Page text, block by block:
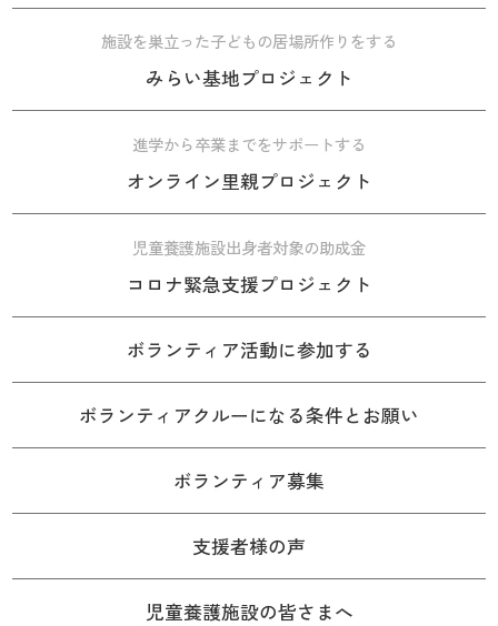
施設を巣立った子どもの居場所作りをする
みらい基地プロジェクト
進学から卒業までをサポートする
オンライン里親プロジェクト
児童養護施設出身者対象の助成金
コロナ緊急支援プロジェクト
ボランティア活動に参加する
ボランティアクルーになる条件とお願い
ボランティア募集
支援者様の声
児童養護施設の皆さまへ